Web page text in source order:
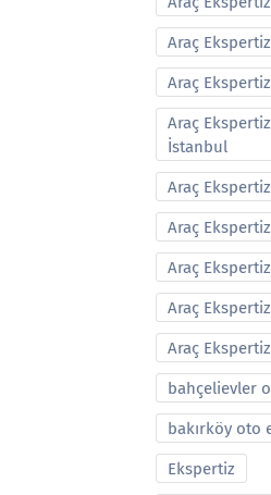
Araç
Araç
Araç
İstanbul
Araç
Araç
Araç
Araç
Araç
bahçelievler
bakırköy oto
Ekspertiz